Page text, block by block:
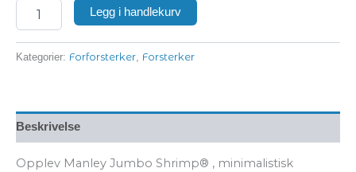
Legg i handlekurv
Kategorier: Forforsterker Forsterker
Beskrivelse
Opplev Manley Jumbo Shrimp® , minimalistisk